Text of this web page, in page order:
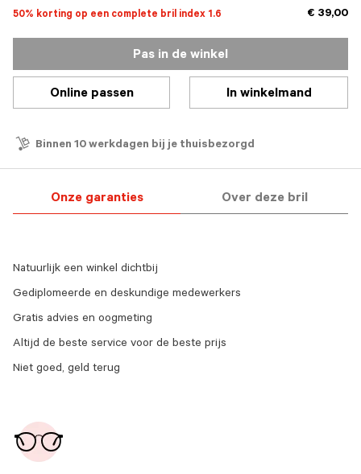
50% korting op een complete bril index 1.6 € 39,00
Pas in de winkel
Online passen In winkelmand
Binnen 10 werkdagen bij je thuisbezorgd
Onze garanties Over deze bril
Natuurlijk een winkel dichtbij
Gediplomeerde en deskundige medewerkers
Gratis advies en oogmeting
Altijd de beste service voor de beste prijs
Niet goed, geld terug